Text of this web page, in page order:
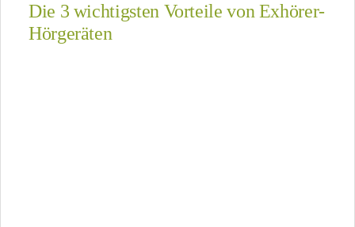
Die 3 wichtigsten Vorteile von Exhörer-
Hörgeräten